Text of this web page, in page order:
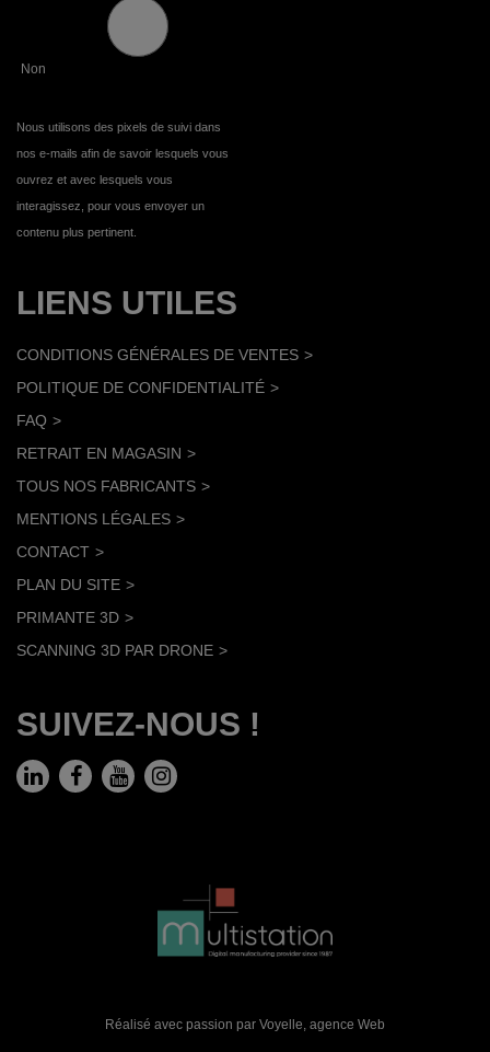
Non
Nous utilisons des pixels de suivi dans
nos e-mails afin de savoir lesquels vous
ouvrez et avec lesquels vous
interagissez, pour vous envoyer un
contenu plus pertinent.
LIENS UTILES
CONDITIONS GÉNÉRALES DE VENTES
POLITIQUE DE CONFIDENTIALITÉ
FAQ
RETRAIT EN MAGASIN
TOUS NOS FABRICANTS
MENTIONS LÉGALES
CONTACT
PLAN DU SITE
PRIMANTE 3D
SCANNING 3D PAR DRONE
SUIVEZ-NOUS !
Réalisé avec passion par Voyelle, agence Web